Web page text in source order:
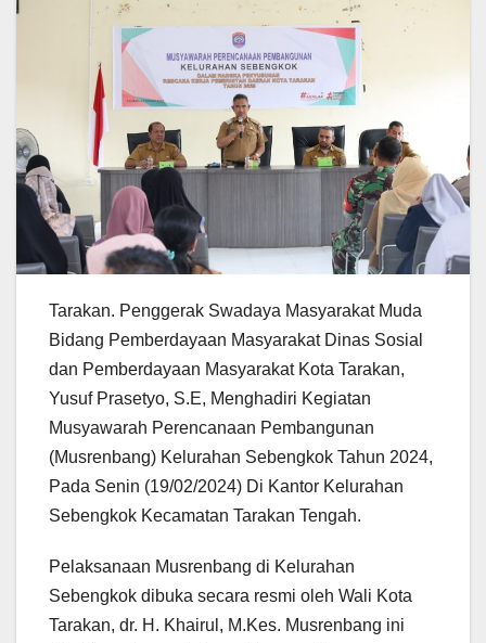
Tarakan. Penggerak Swadaya Masyarakat Muda
Bidang Pemberdayaan Masyarakat Dinas Sosial
dan Pemberdayaan Masyarakat Kota Tarakan,
Yusuf Prasetyo, S.E, Menghadiri Kegiatan
Musyawarah Perencanaan Pembangunan
(Musrenbang) Kelurahan Sebengkok Tahun 2024,
Pada Senin (19/02/2024) Di Kantor Kelurahan
Sebengkok Kecamatan Tarakan Tengah.
Pelaksanaan Musrenbang di Kelurahan
Sebengkok dibuka secara resmi oleh Wali Kota
Tarakan, dr. H. Khairul, M.Kes. Musrenbang ini